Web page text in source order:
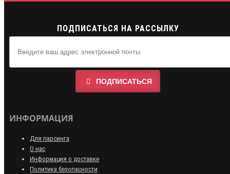
ПОДПИСАТЬСЯ НА РАССЫЛКУ
ПОДПИСАТЬСЯ
ИНФОРМАЦИЯ
Для парсинга
О нас
Информация о доставке
Политика безопасности